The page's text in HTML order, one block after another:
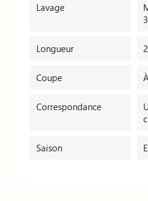
Lavage
Longueur
Coupe
Correspondance
Saison